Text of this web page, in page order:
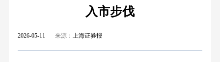
入市步伐
2026-05-11 来源： 上海证券报